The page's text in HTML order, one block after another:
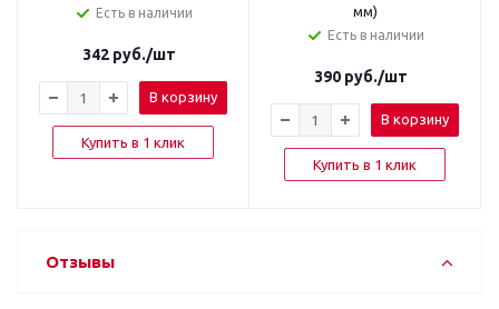
Есть в наличии
342 руб./шт
В корзину
Купить в 1 клик
мм)
Есть в наличии
390 руб./шт
В корзину
Купить в 1 клик
Отзывы